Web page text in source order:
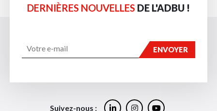
DERNIÈRES NOUVELLES DE L'ADBU !
Suivez-nous :